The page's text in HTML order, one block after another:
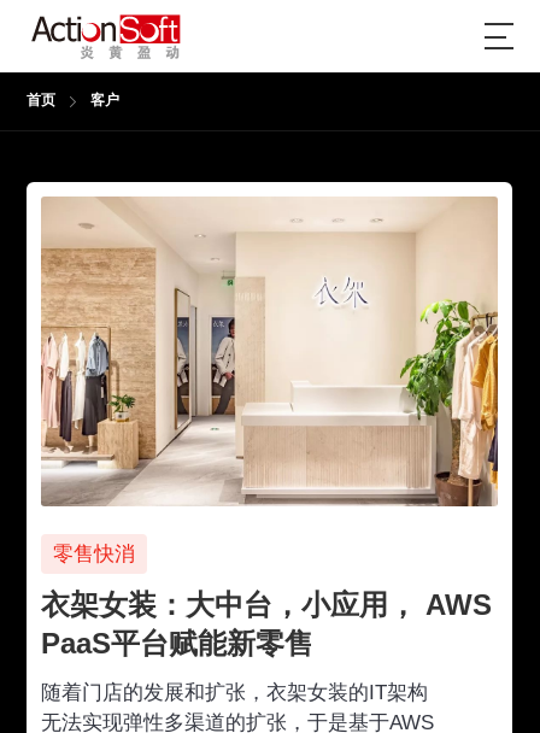
首页 客户
零售快消
衣架女装：大中台，小应用， AWS
PaaS平台赋能新零售
随着门店的发展和扩张，衣架女装的IT架构
无法实现弹性多渠道的扩张，于是基于AWS